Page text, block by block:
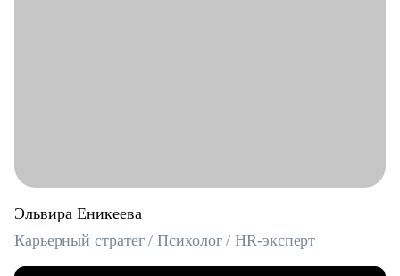
Эльвира Еникеева
Карьерный стратег / Психолог / HR-эксперт